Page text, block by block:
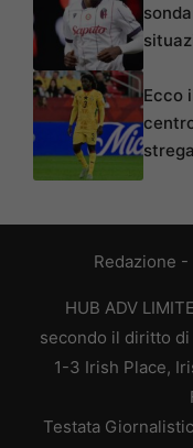
Ecco
Redazione -
HUB ADV
secondo il diritto
1-3 Irish Place,
Testata